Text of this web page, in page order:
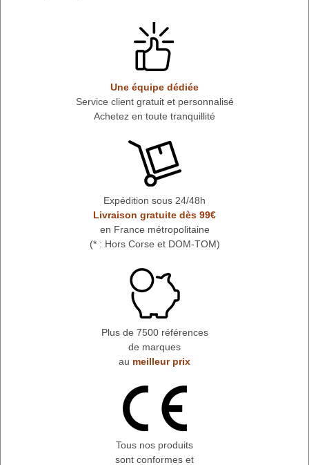
Une équipe dédiée
Service client gratuit et personnalisé
Achetez en toute tranquillité
Expédition sous 24/48h
Livraison gratuite dès 99€
en France métropolitaine
(* : Hors Corse et DOM-TOM)
Plus de 7500 références
de marques
au meilleur prix
Tous nos produits
sont conformes et